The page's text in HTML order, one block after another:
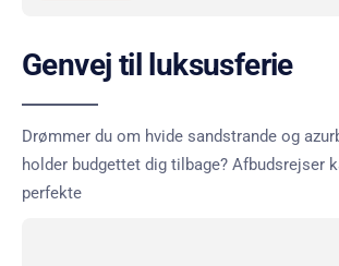
Genvej til luksusferie
Drømmer du om hvide sandstrande og
holder budgettet dig tilbage? Afbudsrejser
perfekte